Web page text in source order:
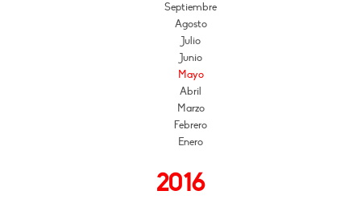
Septiembre
Agosto
Julio
Junio
Mayo
Abril
Marzo
Febrero
Enero
2016